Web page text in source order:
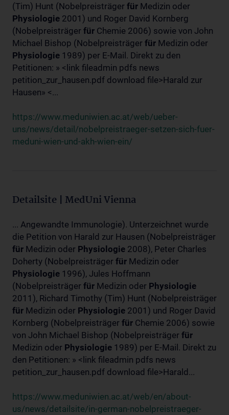
(Tim) Hunt (Nobelpreisträger für Medizin oder
Physiologie 2001) und Roger David Kornberg
(Nobelpreisträger für Chemie 2006) sowie von John
Michael Bishop (Nobelpreisträger für Medizin oder
Physiologie 1989) per E-Mail. Direkt zu den
Petitionen: » <link fileadmin pdfs news
petition_zur_hausen.pdf download file>Harald zur
Hausen» <...
https://www.meduniwien.ac.at/web/ueber-
uns/news/detail/nobelpreistraeger-setzen-sich-fuer-
meduni-wien-und-akh-wien-ein/
Detailsite | MedUni Vienna
... Angewandte Immunologie). Unterzeichnet wurde
die Petition von Harald zur Hausen (Nobelpreisträger
für Medizin oder Physiologie 2008), Peter Charles
Doherty (Nobelpreisträger für Medizin oder
Physiologie 1996), Jules Hoffmann
(Nobelpreisträger für Medizin oder Physiologie
2011), Richard Timothy (Tim) Hunt (Nobelpreisträger
für Medizin oder Physiologie 2001) und Roger David
Kornberg (Nobelpreisträger für Chemie 2006) sowie
von John Michael Bishop (Nobelpreisträger für
Medizin oder Physiologie 1989) per E-Mail. Direkt zu
den Petitionen: » <link fileadmin pdfs news
petition_zur_hausen.pdf download file>Harald...
https://www.meduniwien.ac.at/web/en/about-
us/news/detailsite/in-german-nobelpreistraeger-